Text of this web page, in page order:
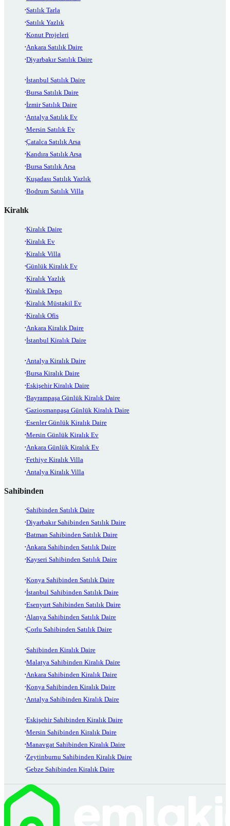
Satılık Tarla
Satılık Yazlık
Konut Projeleri
Ankara Satılık Daire
Diyarbakır Satılık Daire
İstanbul Satılık Daire
Bursa Satılık Daire
İzmir Satılık Daire
Antalya Satılık Ev
Mersin Satılık Ev
Çatalca Satılık Arsa
Kandıra Satılık Arsa
Bursa Satılık Arsa
Kuşadası Satılık Yazlık
Bodrum Satılık Villa
Kiralık
Kiralık Daire
Kiralık Ev
Kiralık Villa
Günlük Kiralık Ev
Kiralık Yazlık
Kiralık Depo
Kiralık Müstakil Ev
Kiralık Ofis
Ankara Kiralık Daire
İstanbul Kiralık Daire
Antalya Kiralık Daire
Bursa Kiralık Daire
Eskişehir Kiralık Daire
Bayrampaşa Günlük Kiralık Daire
Gaziosmanpaşa Günlük Kiralık Daire
Esenler Günlük Kiralık Daire
Mersin Günlük Kiralık Ev
Ankara Günlük Kiralık Ev
Fethiye Kiralık Villa
Antalya Kiralık Villa
Sahibinden
Sahibinden Satılık Daire
Diyarbakır Sahibinden Satılık Daire
Batman Sahibinden Satılık Daire
Ankara Sahibinden Satılık Daire
Kayseri Sahibinden Satılık Daire
Konya Sahibinden Satılık Daire
İstanbul Sahibinden Satılık Daire
Esenyurt Sahibinden Satılık Daire
Alanya Sahibinden Satılık Daire
Çorlu Sahibinden Satılık Daire
Sahibinden Kiralık Daire
Malatya Sahibinden Kiralık Daire
Ankara Sahibinden Kiralık Daire
Konya Sahibinden Kiralık Daire
Antalya Sahibinden Kiralık Daire
Eskişehir Sahibinden Kiralık Daire
Mersin Sahibinden Kiralık Daire
Manavgat Sahibinden Kiralık Daire
Zeytinburnu Sahibinden Kiralık Daire
Gebze Sahibinden Kiralık Daire